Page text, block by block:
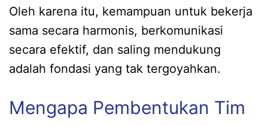
Oleh karena itu, kemampuan untuk bekerja
sama secara harmonis, berkomunikasi
secara efektif, dan saling mendukung
adalah fondasi yang tak tergoyahkan.
Mengapa Pembentukan Tim